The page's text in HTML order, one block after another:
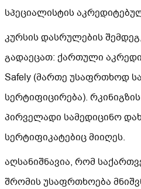
სპეციალისტის
კურსის დასრულების
გადაეცათ: ქართული
Safely (მართე უსაფრთხოდ
სერტიფიცირება).
პირველადი სამედიცინო
სერტიფიკატებიც მიიღეს.
აღსანიშნავია, რომ
შრომის უსაფრთხოება